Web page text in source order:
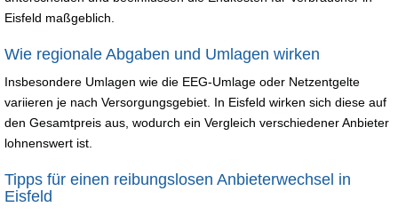
Eisfeld maßgeblich.
Wie regionale Abgaben und Umlagen wirken
Insbesondere Umlagen wie die EEG-Umlage oder Netzentgelte
variieren je nach Versorgungsgebiet. In Eisfeld wirken sich diese auf
den Gesamtpreis aus, wodurch ein Vergleich verschiedener Anbieter
lohnenswert ist.
Tipps für einen reibungslosen Anbieterwechsel in
Eisfeld